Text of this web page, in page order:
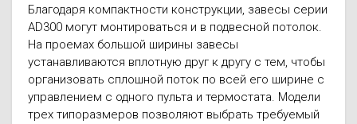
Благодаря компактности конструкции, завесы серии
AD300 могут монтироваться и в подвесной потолок.
На проемах большой ширины завесы
устанавливаются вплотную друг к другу с тем, чтобы
организовать сплошной поток по всей его ширине с
управлением с одного пульта и термостата. Модели
трех типоразмеров позволяют выбрать требуемый